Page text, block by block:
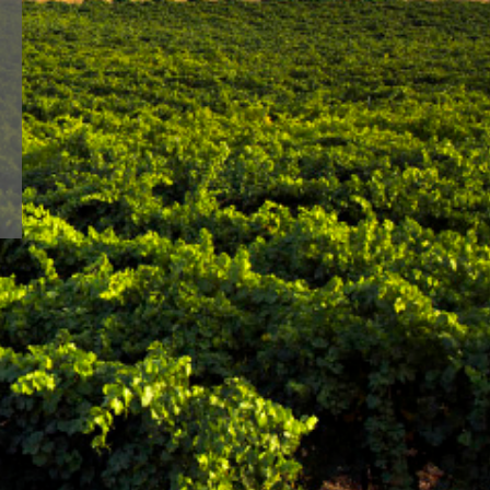
der fruchtbaren